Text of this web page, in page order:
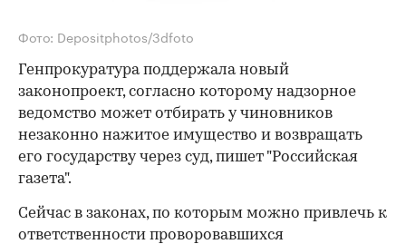
Фото: Depositphotos/3dfoto
Генпрокуратура поддержала новый
законопроект, согласно которому надзорное
ведомство может отбирать у чиновников
незаконно нажитое имущество и возвращать
его государству через суд, пишет "Российская
газета".
Сейчас в законах, по которым можно привлечь к
ответственности проворовавшихся